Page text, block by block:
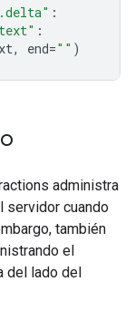
:
:
, end="" )
administra
servidor cuando
también
el
del lado del